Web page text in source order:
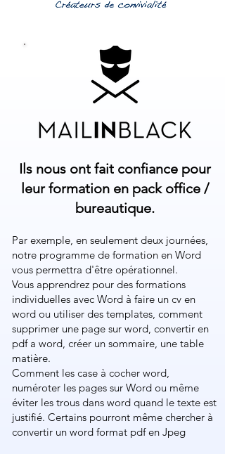
Ils nous ont fait confiance pour
leur formation en pack office /
bureautique.
Par exemple, en seulement deux journées,
notre programme de formation en Word
vous permettra d'être opérationnel.
Vous apprendrez pour des formations
individuelles avec Word à faire un cv en
word ou utiliser des templates, comment
supprimer une page sur word, convertir en
pdf a word, créer un sommaire, une table
matière.
Comment les case à cocher word,
numéroter les pages sur Word ou même
éviter les trous dans word quand le texte est
justifié. Certains pourront même chercher à
convertir un word format pdf en Jpeg